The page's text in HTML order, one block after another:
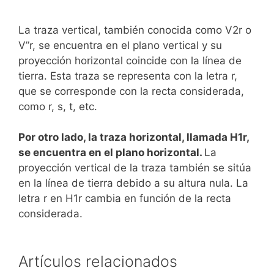
La traza vertical, también conocida como V2r o
V”r, se encuentra en el plano vertical y su
proyección horizontal coincide con la línea de
tierra. Esta traza se representa con la letra r,
que se corresponde con la recta considerada,
como r, s, t, etc.
Por otro lado, la traza horizontal, llamada H1r,
se encuentra en el plano horizontal. La
proyección vertical de la traza también se sitúa
en la línea de tierra debido a su altura nula. La
letra r en H1r cambia en función de la recta
considerada.
Artículos relacionados